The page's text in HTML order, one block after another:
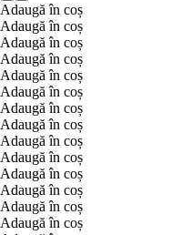
Adaugă în coș
Adaugă în coș
Adaugă în coș
Adaugă în coș
Adaugă în coș
Adaugă în coș
Adaugă în coș
Adaugă în coș
Adaugă în coș
Adaugă în coș
Adaugă în coș
Adaugă în coș
Adaugă în coș
Adaugă în coș